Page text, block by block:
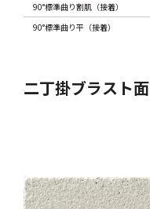
90°標準曲り割肌（接着）
90°標準曲り平（接着）
二丁掛ブラスト面